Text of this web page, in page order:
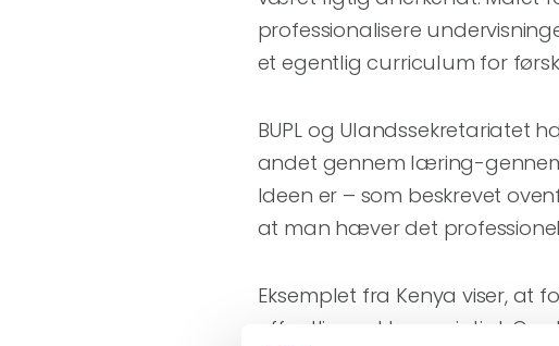
professionalisere
et egentlig curriculum for
BUPL og Ulandssekretariatet
andet gennem læring-
Ideen er – som beskrevet
at man hæver det
Eksemplet fra Kenya viser, at
offentlige sektor er vigtigt.